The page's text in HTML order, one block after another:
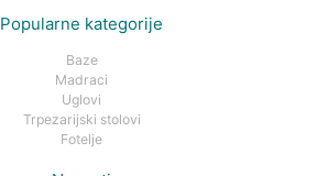
Popularne kategorije
Baze
Madraci
Uglovi
Trpezarijski stolovi
Fotelje